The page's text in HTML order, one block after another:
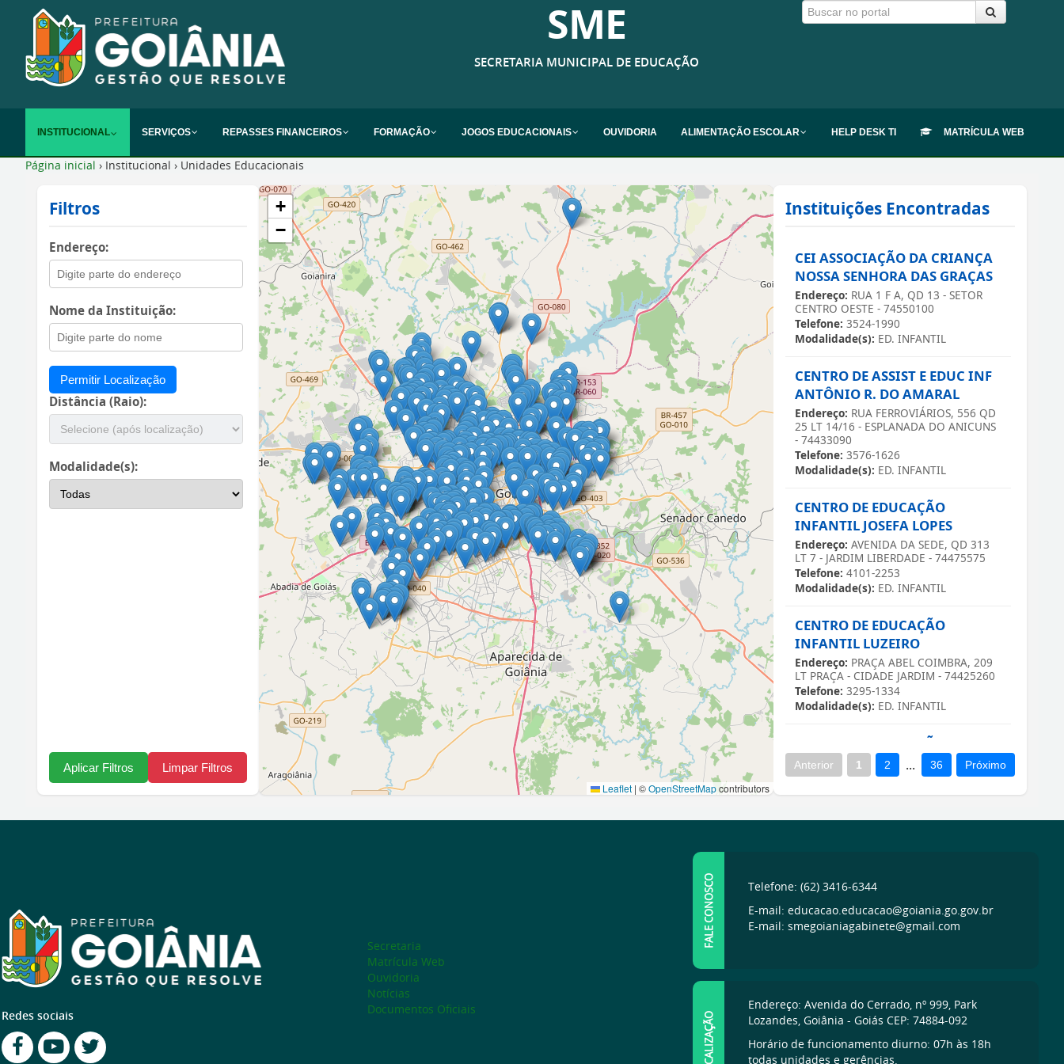
SME
SECRETARIA MUNICIPAL DE EDUCAÇÃO
INSTITUCIONAL SERVIÇOS REPASSES FINANCEIROS FORMAÇÃO JOGOS EDUCACIONAIS OUVIDORIA ALIMENTAÇÃO ESCOLAR HELP DESK TI MATRÍCULA WEB
Página inicial › Institucional › Unidades Educacionais
Redes sociais
Secretaria
Matrícula Web
Ouvidoria
Notícias
Documentos Oficiais
FALE CONOSCO
Telefone: (62) 3416-6344
E-mail: educacao.educacao@goiania.go.gov.br
E-mail: smegoianiagabinete@gmail.com
LOCALIZAÇÃO
Endereço: Avenida do Cerrado, nº 999, Park
Lozandes, Goiânia - Goiás CEP: 74884-092
Horário de funcionamento diurno: 07h às 18h
todas unidades e gerências.